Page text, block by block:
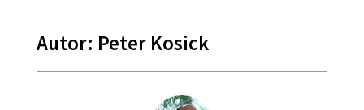
Autor: Peter Kosick